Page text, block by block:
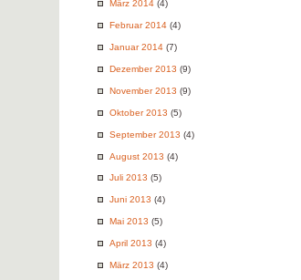
März 2014 (4)
Februar 2014 (4)
Januar 2014 (7)
Dezember 2013 (9)
November 2013 (9)
Oktober 2013 (5)
September 2013 (4)
August 2013 (4)
Juli 2013 (5)
Juni 2013 (4)
Mai 2013 (5)
April 2013 (4)
März 2013 (4)